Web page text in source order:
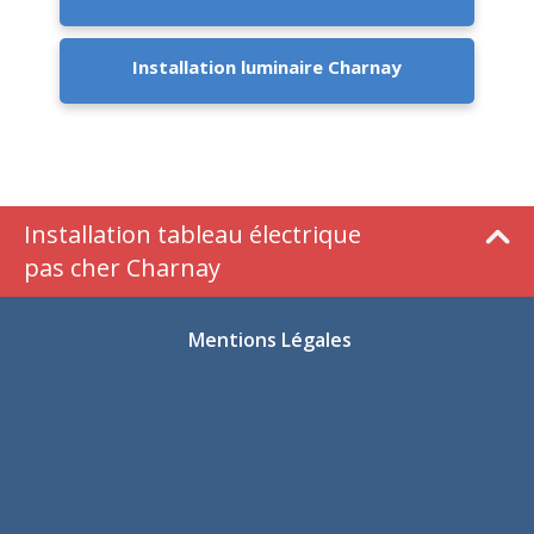
Installation luminaire Charnay
Installation tableau électrique
pas cher Charnay
Mentions Légales